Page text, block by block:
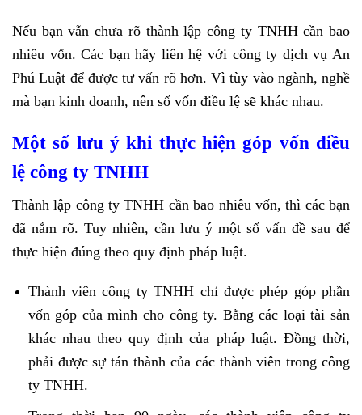
Nếu bạn vẫn chưa rõ thành lập công ty TNHH cần bao
nhiêu vốn. Các bạn hãy liên hệ với công ty dịch vụ An
Phú Luật để được tư vấn rõ hơn. Vì tùy vào ngành, nghề
mà bạn kinh doanh, nên số vốn điều lệ sẽ khác nhau.
Một số lưu ý khi thực hiện góp vốn điều
lệ công ty TNHH
Thành lập công ty TNHH cần bao nhiêu vốn, thì các bạn
đã nắm rõ. Tuy nhiên, cần lưu ý một số vấn đề sau để
thực hiện đúng theo quy định pháp luật.
Thành viên công ty TNHH chỉ được phép góp phần
vốn góp của mình cho công ty. Bằng các loại tài sản
khác nhau theo quy định của pháp luật. Đồng thời,
phải được sự tán thành của các thành viên trong công
ty TNHH.